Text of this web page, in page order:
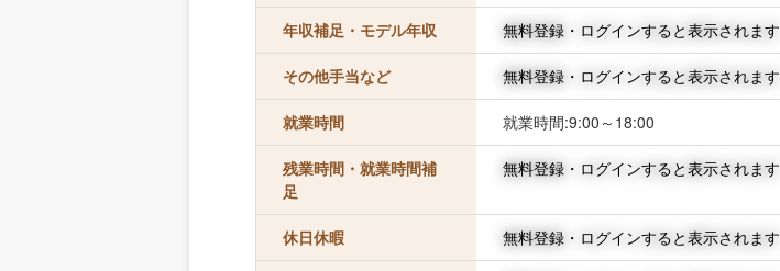
年収補足・モデル年収 無料登録・ログインすると表示されます
その他手当など 無料登録・ログインすると表示されます
就業時間 就業時間:9:00～18:00
残業時間・就業時間補
足
無料登録・ログインすると表示されます
休日休暇 無料登録・ログインすると表示されます